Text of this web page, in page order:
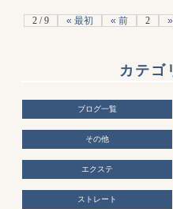
2 / 9 « 最初 « 前 2
カテゴ
ブログ一覧
その他
エクステ
ストレート